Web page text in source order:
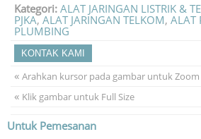
Kategori: ALAT JARINGAN LISTRIK &
PJKA,ALAT JARINGAN TELKOM, ALAT
PLUMBING
KONTAK KAMI
« Arahkan kursor pada gambar untuk Zoom
« Klik gambar untuk Full Size
Untuk Pemesanan